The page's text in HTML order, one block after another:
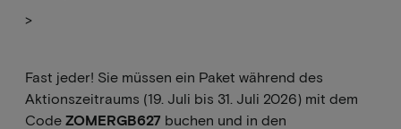
>
Fast jeder! Sie müssen ein Paket während des
Aktionszeitraums (19. Juli bis 31. Juli 2026) mit dem
Code ZOMERGB627 buchen und in den